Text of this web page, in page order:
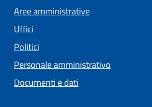
Aree amministrative
Uffici
Politici
Personale amministrativo
Documenti e dati